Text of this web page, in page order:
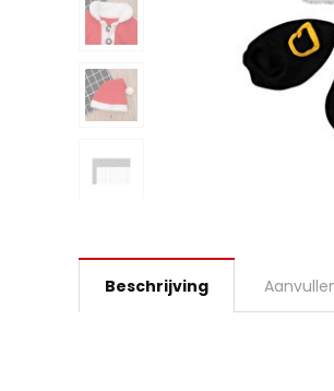
Beschrijving